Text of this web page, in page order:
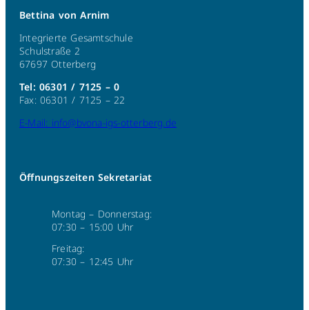
Bettina von Arnim
Integrierte Gesamtschule
Schulstraße 2
67697 Otterberg
Tel: 06301 / 7125 – 0
Fax: 06301 / 7125 – 22
E-Mail: info@bvona-igs-otterberg.de
Öffnungszeiten Sekretariat
Montag – Donnerstag:
07:30 – 15:00 Uhr
Freitag:
07:30 – 12:45 Uhr